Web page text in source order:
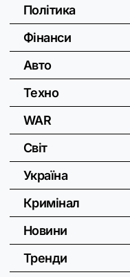
Політика
Фінанси
Авто
Техно
WAR
Світ
Україна
Кримінал
Новини
Тренди